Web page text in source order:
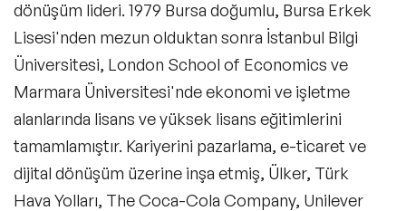
dönüşüm lideri. 1979 Bursa doğumlu, Bursa Erkek
Lisesi'nden mezun olduktan sonra İstanbul Bilgi
Üniversitesi, London School of Economics ve
Marmara Üniversitesi'nde ekonomi ve işletme
alanlarında lisans ve yüksek lisans eğitimlerini
tamamlamıştır. Kariyerini pazarlama, e-ticaret ve
dijital dönüşüm üzerine inşa etmiş, Ülker, Türk
Hava Yolları, The Coca-Cola Company, Unilever
Masters of Ceremony (Program Sunucusu)
Moderatörler